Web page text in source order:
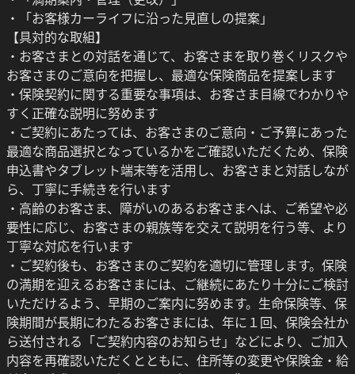
・「お客様カーライフに沿った見直しの提案」
【具対的な取組】
・お客さまとの対話を通じて、お客さまを取り巻くリスクや
お客さまのご意向を把握し、最適な保険商品を提案します
・保険契約に関する重要な事項は、お客さま目線でわかりや
すく正確な説明に努めます
・ご契約にあたっては、お客さまのご意向・ご予算にあった
最適な商品選択となっているかをご確認いただくため、保険
申込書やタブレット端末等を活用し、お客さまと対話しなが
ら、丁寧に手続きを行います
・高齢のお客さま、障がいのあるお客さまへは、ご希望や必
要性に応じ、お客さまの親族等を交えて説明を行う等、より
丁寧な対応を行います
・ご契約後も、お客さまのご契約を適切に管理します。保険
の満期を迎えるお客さまには、ご継続にあたり十分にご検討
いただけるよう、早期のご案内に努めます。生命保険等、保
険期間が長期にわたるお客さまには、年に１回、保険会社か
ら送付される「ご契約内容のお知らせ」などにより、ご加入
内容を再確認いただくとともに、住所等の変更や保険金・給